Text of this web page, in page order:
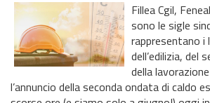
Fillea Cgil,
sono le sigle
rappresentano i
dell’edilizia, del
della
l’annuncio della seconda ondata di caldo